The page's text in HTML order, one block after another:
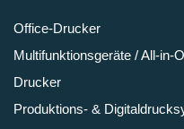
Office-Drucker
Multifunktionsgeräte / All-in-
Drucker
Produktions- &